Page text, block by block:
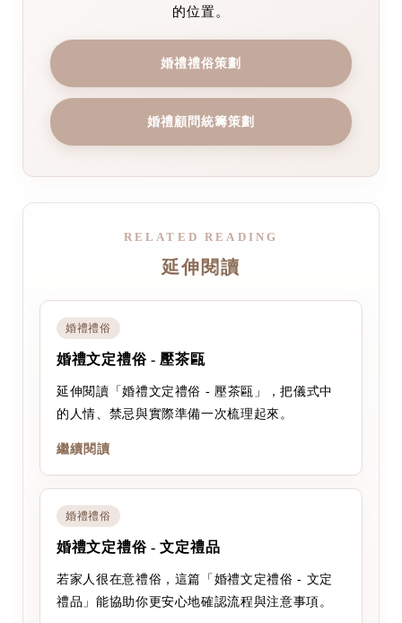
的位置。
婚禮禮俗策劃
婚禮顧問統籌策劃
RELATED READING
延伸閱讀
婚禮禮俗
婚禮文定禮俗 - 壓茶甌
延伸閱讀「婚禮文定禮俗 - 壓茶甌」，把儀式中
的人情、禁忌與實際準備一次梳理起來。
繼續閱讀
婚禮禮俗
婚禮文定禮俗 - 文定禮品
若家人很在意禮俗，這篇「婚禮文定禮俗 - 文定
禮品」能協助你更安心地確認流程與注意事項。